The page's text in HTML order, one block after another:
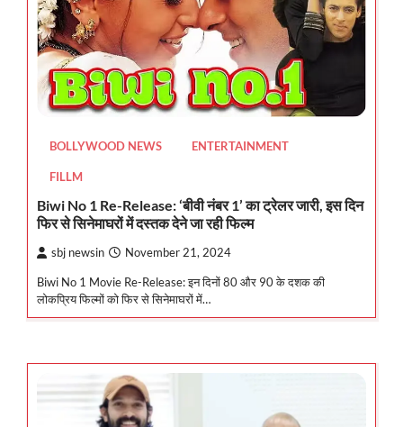
BOLLYWOOD NEWS ENTERTAINMENT
FILLM
Biwi No 1 Re-Release: ‘बीवी नंबर 1’ का ट्रेलर जारी, इस दिन
फिर से सिनेमाघरों में दस्तक देने जा रही फिल्म
sbj newsin November 21, 2024
Biwi No 1 Movie Re-Release: इन दिनों 80 और 90 के दशक की
लोकप्रिय फिल्मों को फिर से सिनेमाघरों में…